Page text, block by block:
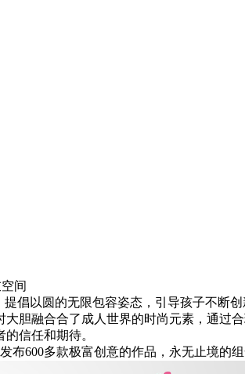
间
以圆的无限包容姿态，引导孩子不断创
胆融合合了成人世界的时尚元素，通过
信任和期待。
多款极富创意的作品，永无止境的组